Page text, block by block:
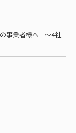
の事業者様へ ～4社